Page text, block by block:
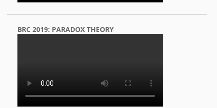
BRC 2019: PARADOX THEORY